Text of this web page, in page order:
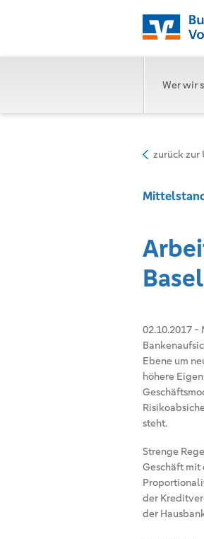
Wer wir
zurück zur
02.10.2017 -
Ebene um
höhere
steht.
Strenge
Geschäft mit
der
der